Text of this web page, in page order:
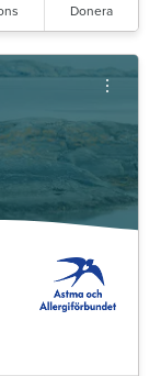
Donera